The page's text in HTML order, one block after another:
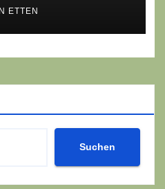
ETTEN
Suchen